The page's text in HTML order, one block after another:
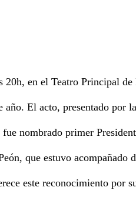
20h, en el Teatro Principal
año. El acto, presentado
nombrado primer
que estuvo
este reconocimiento por